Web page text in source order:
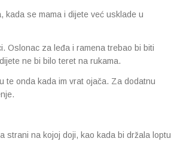
kada se mama i dijete već usklade u
Oslonac za leđa i ramena trebao bi biti
ne bi bilo teret na rukama.
te onda kada im vrat ojača. Za dodatnu
strani na kojoj doji, kao kada bi držala loptu